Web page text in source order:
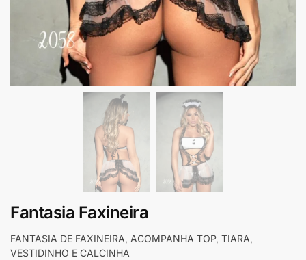
Fantasia Faxineira
FANTASIA DE FAXINEIRA, ACOMPANHA TOP, TIARA,
VESTIDINHO E CALCINHA